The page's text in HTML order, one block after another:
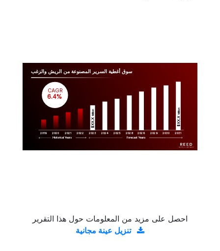
سوق أغطية السرير المصنوعة من الريش والزغب
2019 2020 2021 2022 2023 2024 2025 2026 2028 2029 2030 2031
$XX.X
Million
$XX.X
Million
CAGR
6.4%
Historical Years Forecast Years
احصل على مزيد من المعلومات حول هذا التقرير
تنزيل عينة مجانية